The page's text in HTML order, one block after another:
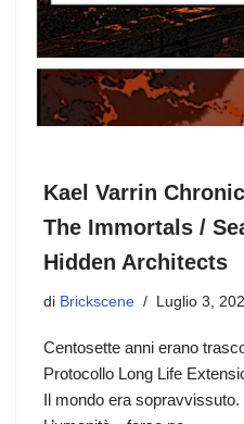
Kael Varrin
The Immortals /
Hidden Architects
di Brickscene Luglio 3,
Centosette anni erano
Protocollo Long Life
Il mondo era sopravvissuto.